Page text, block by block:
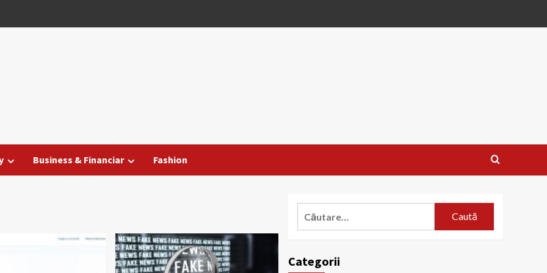
Business & Financiar Fashion
Categorii